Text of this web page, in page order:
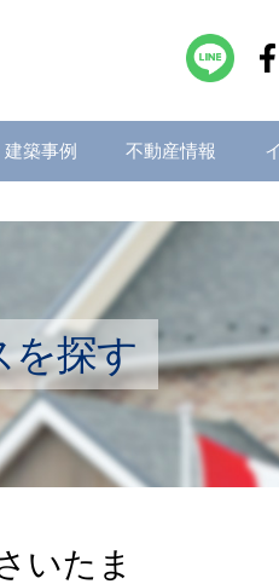
建築事例 不動産情報
を探す
いたま